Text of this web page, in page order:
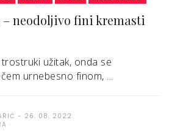
neodoljivo fini kremasti
užitak, onda se
urnebesno finom, ...
26. 08. 2022.